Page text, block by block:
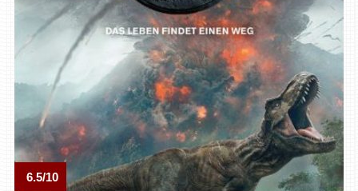
6.5/10